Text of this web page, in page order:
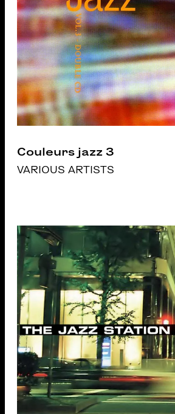
Couleurs jazz 3
VARIOUS ARTISTS